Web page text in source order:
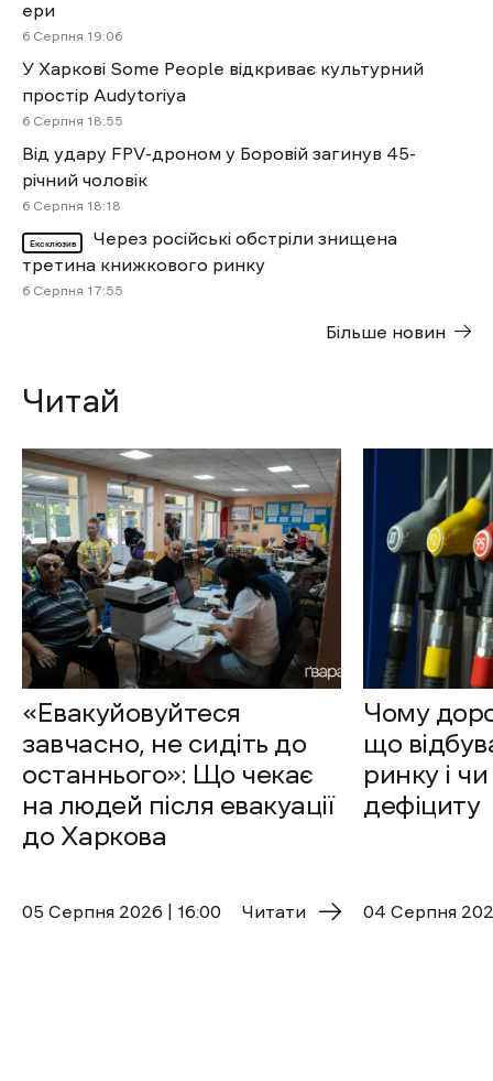
ери
6 Cерпня 19:06
У Харкові Some People відкриває культурний
простір Audytoriya
6 Cерпня 18:55
Від удару FPV-дроном у Боровій загинув 45-
річний чоловік
6 Cерпня 18:18
Ексклюзив
Через російські обстріли знищена
третина книжкового ринку
6 Cерпня 17:55
Більше новин
Читай
«Евакуйовуйтеся
завчасно, не сидіть до
останнього»: Що чекає
на людей після евакуації
до Харкова
05 Cерпня 2026 | 16:00 Читати
Чому
що
ринку і
дефіциту
04 Cерпня